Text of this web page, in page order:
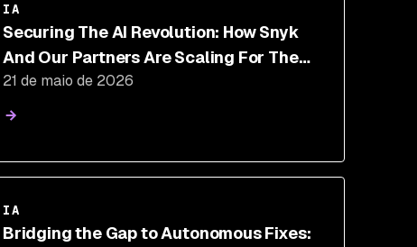
IA
Securing The AI Revolution: How Snyk
And Our Partners Are Scaling For The
Future
21 de maio de 2026
IA
Bridging the Gap to Autonomous Fixes: